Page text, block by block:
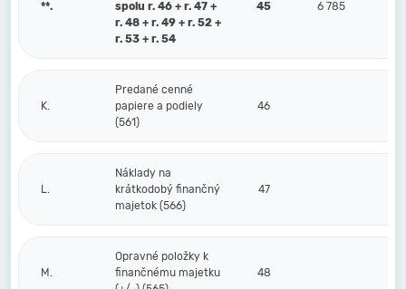
**.
spolu r. 46 + r. 47 +
r. 48 + r. 49 + r. 52 +
r. 53 + r. 54
45 6 785
K.
Predané cenné
papiere a podiely
(561)
46
L.
Náklady na
krátkodobý finančný
majetok (566)
47
M.
Opravné položky k
finančnému majetku
48